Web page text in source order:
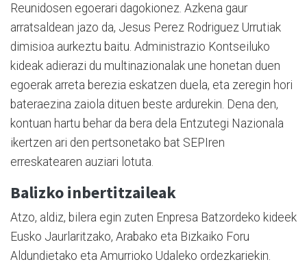
Reunidosen egoerari dagokionez. Azkena gaur
arratsaldean jazo da, Jesus Perez Rodriguez Urrutiak
dimisioa aurkeztu baitu. Administrazio Kontseiluko
kideak adierazi du multinazionalak une honetan duen
egoerak arreta berezia eskatzen duela, eta zeregin hori
bateraezina zaiola dituen beste ardurekin. Dena den,
kontuan hartu behar da bera dela Entzutegi Nazionala
ikertzen ari den pertsonetako bat SEPIren
erreskatearen auziari lotuta.
Balizko inbertitzaileak
Atzo, aldiz, bilera egin zuten Enpresa Batzordeko kideek
Eusko Jaurlaritzako, Arabako eta Bizkaiko Foru
Aldundietako eta Amurrioko Udaleko ordezkariekin.